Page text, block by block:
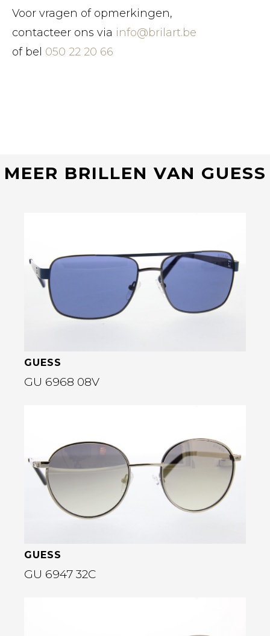
Voor vragen of opmerkingen,
contacteer ons via info@brilart.be
of bel 050 22 20 66
MEER BRILLEN VAN GUESS
GUESS
GU 6968 08V
GUESS
GU 6947 32C